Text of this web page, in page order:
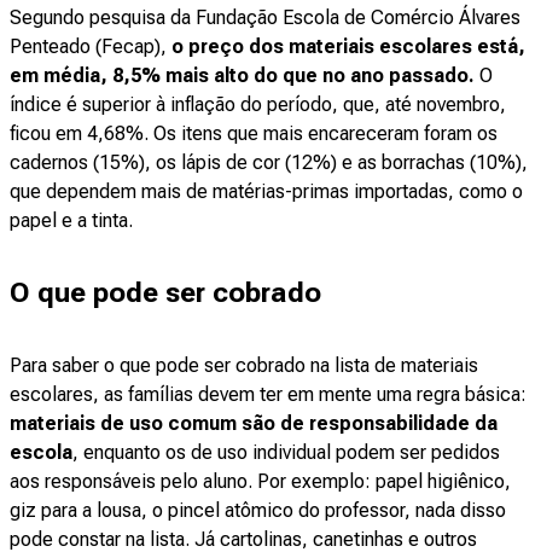
Segundo pesquisa da Fundação Escola de Comércio Álvares
Penteado (Fecap), o preço dos materiais escolares está,
em média, 8,5% mais alto do que no ano passado. O
índice é superior à inflação do período, que, até novembro,
ficou em 4,68%. Os itens que mais encareceram foram os
cadernos (15%), os lápis de cor (12%) e as borrachas (10%),
que dependem mais de matérias-primas importadas, como o
papel e a tinta.
O que pode ser cobrado
Para saber o que pode ser cobrado na lista de materiais
escolares, as famílias devem ter em mente uma regra básica:
materiais de uso comum são de responsabilidade da
escola, enquanto os de uso individual podem ser pedidos
aos responsáveis pelo aluno. Por exemplo: papel higiênico,
giz para a lousa, o pincel atômico do professor, nada disso
pode constar na lista. Já cartolinas, canetinhas e outros